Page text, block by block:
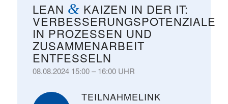
LEAN & KAIZEN IN DER IT:
VERBESSERUNGSPOTENZIALE
IN PROZESSEN UND
ZUSAMMENARBEIT
ENTFESSELN
08.08.2024 15:00 – 16:00 UHR
TEILNAHMELINK